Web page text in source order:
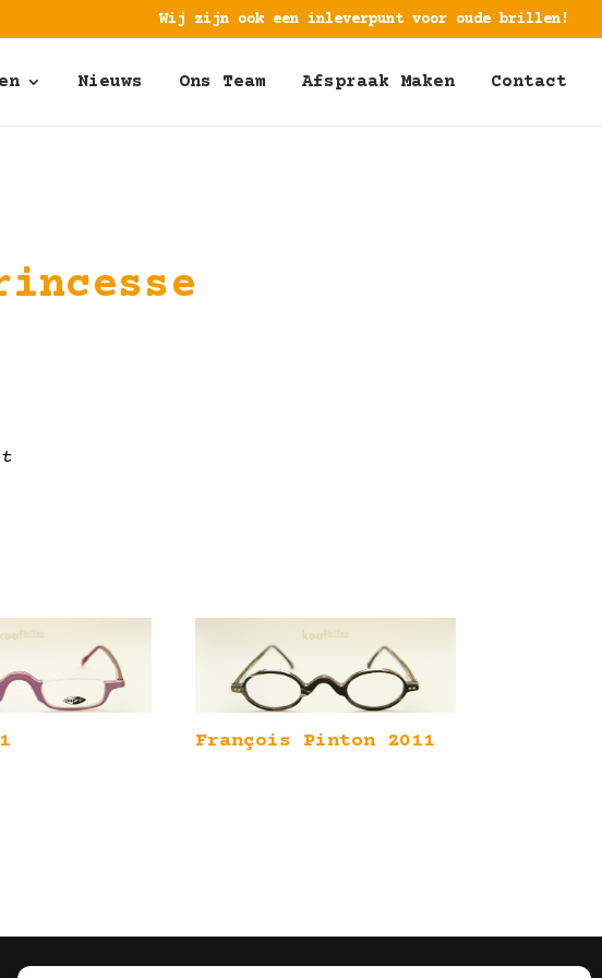
Wij zijn ook een inleverpunt voor oude brillen!
Nieuws Ons Team Afspraak Maken Contact
François Pinton 2011